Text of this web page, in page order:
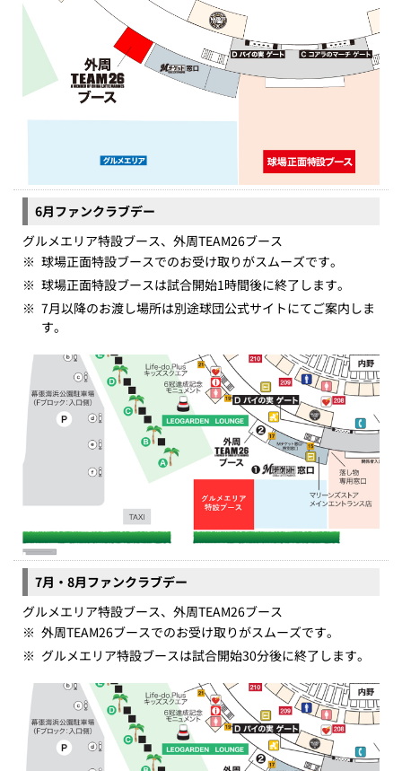
6月ファンクラブデー
グルメエリア特設ブース、外周TEAM26ブース
※ 球場正面特設ブースでのお受け取りがスムーズです。
※ 球場正面特設ブースは試合開始1時間後に終了します。
※ 7月以降のお渡し場所は別途球団公式サイトにてご案内しま
す。
7月・8月ファンクラブデー
グルメエリア特設ブース、外周TEAM26ブース
※ 外周TEAM26ブースでのお受け取りがスムーズです。
※ グルメエリア特設ブースは試合開始30分後に終了します。